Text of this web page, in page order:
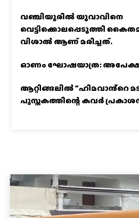
വഞ്ചിയൂരില്‍ യുവാവിനെ
വെട്ടിക്കൊലപ്പെടുത്തി
വിശാല്‍ ആണ് മരിച്ചത്.
ഓണം ഘോഷയാത്ര: അപേക്ഷ
ആറ്റിങ്ങലിൽ “ഹിമവാൻ്റെ
പുസ്തകത്തിന്റെ കവർ